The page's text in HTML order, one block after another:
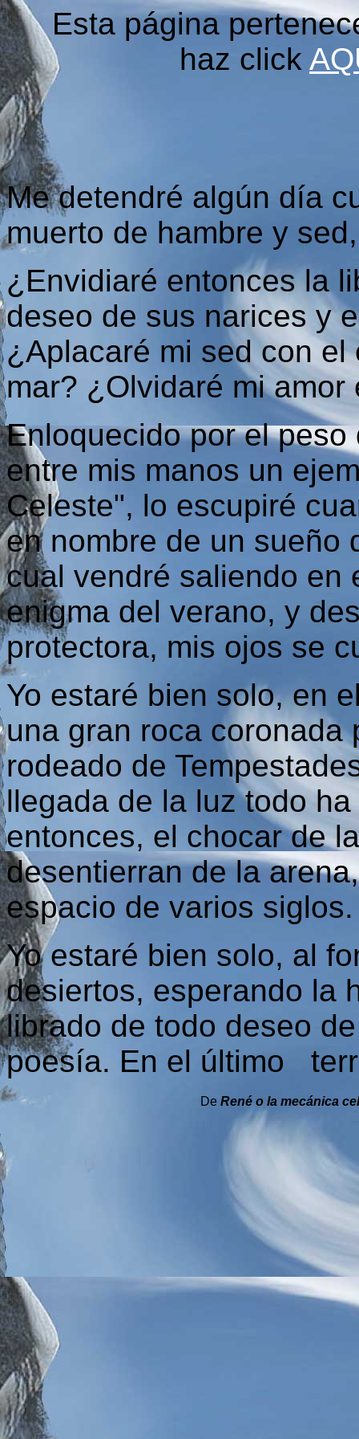
Esta página
haz click
Me detendré algún día
muerto de hambre y
¿Envidiaré entonces la
deseo de sus narices y
¿Aplacaré mi sed con
mar? ¿Olvidaré mi amor
Enloquecido por el
entre mis manos un
Celeste", lo escupiré
en nombre de un sueño
cual vendré saliendo en
enigma del verano, y
protectora, mis ojos se
Yo estaré bien solo, en
una gran roca coronada
rodeado de
llegada de la luz todo
entonces, el chocar de
desentierran de la
espacio de varios siglos.
Yo estaré bien solo, al
desiertos, esperando la
librado de todo deseo
poesía. En el último
De René o la mecánica